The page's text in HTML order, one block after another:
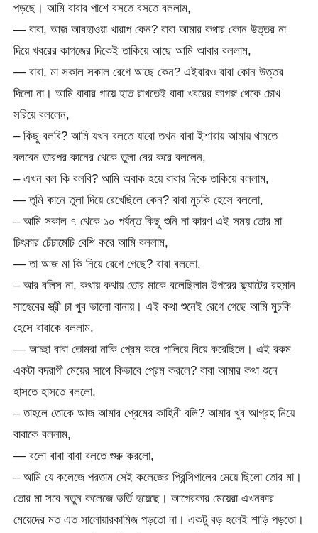
পড়ছে। আমি বাবার পাশে বসতে বসতে বললাম,
— বাবা, আজ আবহাওয়া খারাপ কেন? বাবা আমার কথার কোন উত্তর না
দিয়ে খবরের কাগজের দিকেই তাকিয়ে আছে আমি আবার বললাম,
— বাবা, মা সকাল সকাল রেগে আছে কেন? এইবারও বাবা কোন উত্তর
দিলো না। আমি বাবার গায়ে হাত রাখতেই বাবা খবরের কাগজ থেকে চোখ
সরিয়ে বললেন,
– কিছু বলবি? আমি যখন বলতে যাবো তখন বাবা ইশারায় আমায় থামতে
বলবেন তারপর কানের থেকে তুলা বের করে বললেন,
– এখন বল কি বলবি? আমি অবাক হয়ে বাবার দিকে তাকিয়ে বললাম,
— তুমি কানে তুলা দিয়ে রেখেছিলে কেন? বাবা মুচকি হেসে বললো,
– আমি সকাল ৭ থেকে ১০ পর্যন্ত কিছু শুনি না কারণ এই সময় তোর মা
চিৎকার চেঁচামেচি বেশি করে আমি বললাম,
— তা আজ মা কি নিয়ে রেগে গেছে? বাবা বললো,
– আর বলিস না, কথায় কথায় তোর মাকে বলেছিলাম উপরের ফ্ল্যাটের রহমান
সাহেবের স্ত্রী চা খুব ভালো বানায়। এই কথা শুনেই রেগে গেছে আমি মুচকি
হেসে বাবাকে বললাম,
— আচ্ছা বাবা তোমরা নাকি প্রেম করে পালিয়ে বিয়ে করেছিলে। এই রকম
একটা বদরাগী মেয়ের সাথে কিভাবে প্রেম করলে? বাবা আমার কথা শুনে
হাসতে হাসতে বললো,
– তাহলে তোকে আজ আমার প্রেমের কাহিনী বলি? আমার খুব আগ্রহ নিয়ে
বাবাকে বললাম,
— বলো বাবা বাবা বলতে শুরু করলো,
– আমি যে কলেজে পরতাম সেই কলেজের প্রিন্সিপালের মেয়ে ছিলো তোর মা।
তোর মা সবে নতুন কলেজে ভর্তি হয়েছে। আগেরকার মেয়েরা এখনকার
মেয়েদের মত এত সালোয়ারকামিজ পড়তো না। একটু বড় হলেই শাড়ি পড়তো।